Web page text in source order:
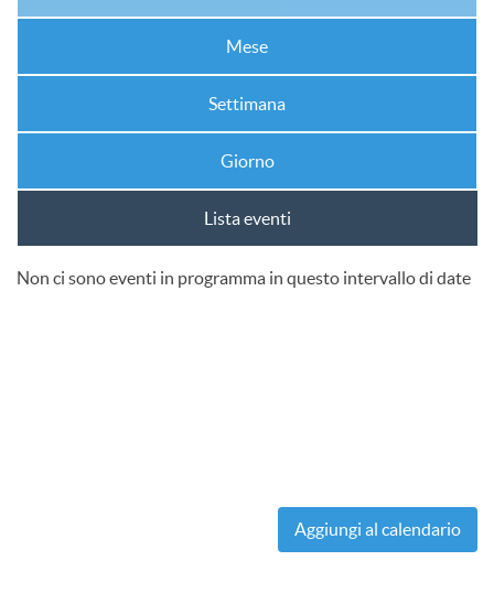
Mese
Settimana
Giorno
Lista eventi
Non ci sono eventi in programma in questo intervallo di date
Aggiungi al calendario